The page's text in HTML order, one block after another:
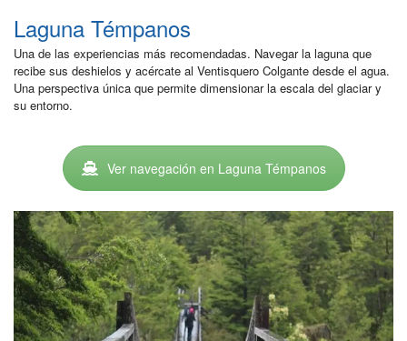
Laguna Témpanos
Una de las experiencias más recomendadas. Navegar la laguna que
recibe sus deshielos y acércate al Ventisquero Colgante desde el agua.
Una perspectiva única que permite dimensionar la escala del glaciar y
su entorno.
Ver navegación en Laguna Témpanos